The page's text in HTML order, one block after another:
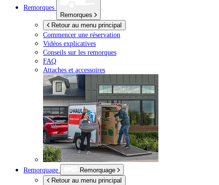
Remorques
Remorques
Retour au menu principal
Commencer une réservation
Vidéos explicatives
Conseils sur les remorques
FAQ
Attaches et accessoires
Remorquage
Remorquage
Retour au menu principal